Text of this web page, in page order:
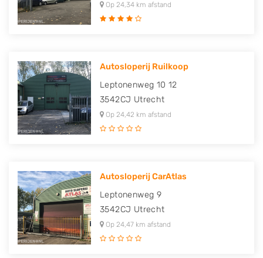
Op 24,34 km afstand
Autosloperij Ruilkoop
Leptonenweg 10 12
3542CJ Utrecht
Op 24,42 km afstand
Autosloperij CarAtlas
Leptonenweg 9
3542CJ Utrecht
Op 24,47 km afstand